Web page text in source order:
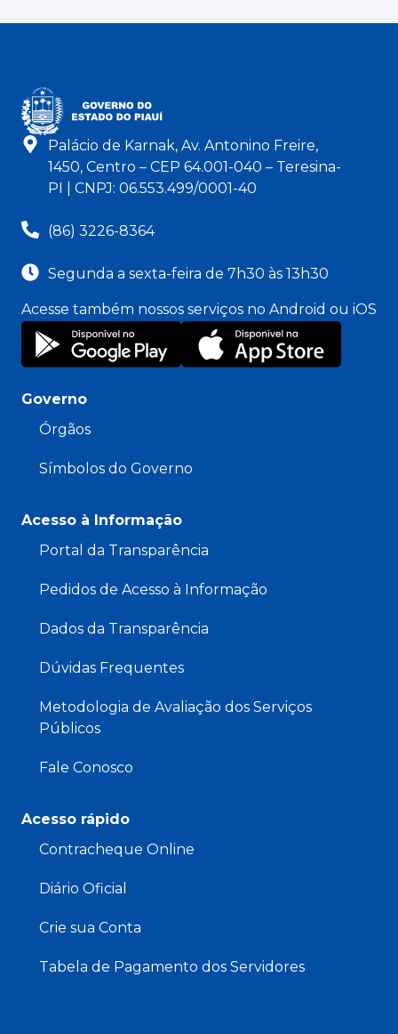
Palácio de Karnak, Av. Antonino Freire,
1450, Centro – CEP 64.001-040 – Teresina-
PI | CNPJ: 06.553.499/0001-40
(86) 3226-8364
Segunda a sexta-feira de 7h30 às 13h30
Acesse também nossos serviços no Android ou iOS
Governo
Órgãos
Símbolos do Governo
Acesso à Informação
Portal da Transparência
Pedidos de Acesso à Informação
Dados da Transparência
Dúvidas Frequentes
Metodologia de Avaliação dos Serviços
Públicos
Fale Conosco
Acesso rápido
Contracheque Online
Diário Oficial
Crie sua Conta
Tabela de Pagamento dos Servidores